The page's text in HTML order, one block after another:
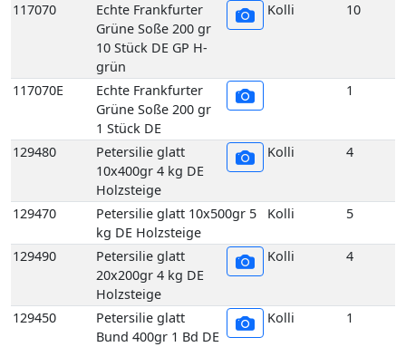
117070
Echte Frankfurter
Grüne Soße 200 gr
10 Stück DE GP H-
grün
Kolli 10
117070E
Echte Frankfurter
Grüne Soße 200 gr
1 Stück DE
1
129480
Petersilie glatt
10x400gr 4 kg DE
Holzsteige
Kolli 4
129470
Petersilie glatt 10x500gr 5
kg DE Holzsteige
Kolli 5
129490
Petersilie glatt
20x200gr 4 kg DE
Holzsteige
Kolli 4
129450
Petersilie glatt
Bund 400gr 1 Bd DE
Kolli 1